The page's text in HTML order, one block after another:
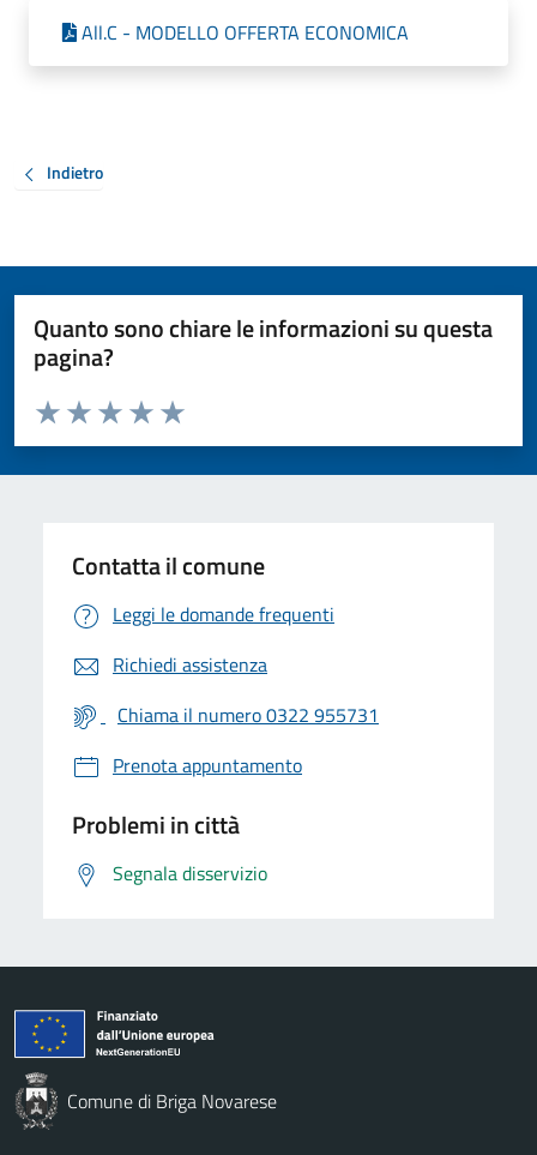
All.C - MODELLO OFFERTA ECONOMICA
Indietro
Quanto sono chiare le informazioni su questa
pagina?
Valuta da 1 a 5 stelle la pagina
Valuta 5 stelle su 5
Valuta 4 stelle su 5
Valuta 3 stelle su 5
Valuta 2 stelle su 5
Valuta 1 stelle su 5
Contatta il comune
Leggi le domande frequenti
Richiedi assistenza
Chiama il numero 0322 955731
Prenota appuntamento
Problemi in città
Segnala disservizio
Comune di Briga Novarese